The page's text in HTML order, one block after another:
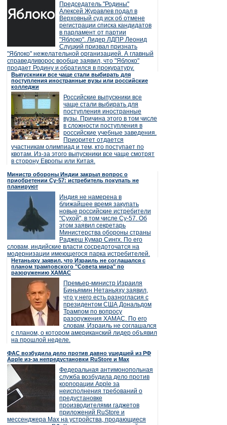
Председатель "Родины"
Алексей Журавлев подал в
Верховный суд иск об отмене
регистрации списка кандидатов
в парламент от партии
"Яблоко". Лидер ЛДПР Леонид
Слуцкий призвал признать
"Яблоко" нежелательной организацией. А главный
справедливорос вообще заявил, что "Яблоко"
продает Родину и обратился в прокуратуру.
Выпускники все чаще стали выбирать для
поступления иностранные вузы или российские
колледжи
Российские выпускники все
чаще стали выбирать для
поступления иностранные
вузы. Причина этого в том числе
в сложности поступления в
российские учебные заведения.
Приоритет отдается
участникам олимпиад и тем, кто поступает по
квотам. Из-за этого выпускники все чаще смотрят
в сторону Европы или Китая.
Министр обороны Индии закрыл вопрос о
приобретении Су-57: истребитель покупать не
планируют
Индия не намерена в
ближайшее время закупать
новые российские истребители
"Сухой", в том числе Су-57. Об
этом заявил секретарь
Министерства обороны страны
Раджеш Кумар Сингх. По его
словам, индийские власти сосредоточатся на
модернизации имеющегося парка истребителей.
Нетаньяху заявил, что Израиль не соглашался с
планом трамповского "Совета мира" по
разоружению ХАМАС
Премьер-министр Израиля
Биньямин Нетаньяху заявил,
что у него есть разногласия с
президентом США Дональдом
Трампом по вопросу
разоружения ХАМАС. По его
словам, Израиль не соглашался
с планом, о котором американский лидер объявил
на прошлой неделе.
ФАС возбудила дело против давно ушедшей из РФ
Apple из-за непредустановки RuStore и Max
Федеральная антимонопольная
служба возбудила дело против
корпорации Apple за
неисполнения требований о
предустановке
производителями гаджетов
приложений RuStore и
мессенджера Max на устройства, продающиеся